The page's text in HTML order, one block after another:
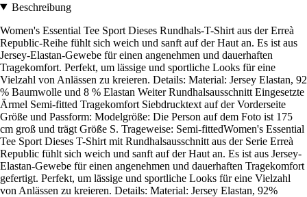
Beschreibung
Women's Essential Tee Sport Dieses Rundhals-T-Shirt aus der Erreà
Republic-Reihe fühlt sich weich und sanft auf der Haut an. Es ist aus
Jersey-Elastan-Gewebe für einen angenehmen und dauerhaften
Tragekomfort. Perfekt, um lässige und sportliche Looks für eine
Vielzahl von Anlässen zu kreieren. Details: Material: Jersey Elastan, 92
% Baumwolle und 8 % Elastan Weiter Rundhalsausschnitt Eingesetzte
Ärmel Semi-fitted Tragekomfort Siebdrucktext auf der Vorderseite
Größe und Passform: Modelgröße: Die Person auf dem Foto ist 175
cm groß und trägt Größe S. Trageweise: Semi-fittedWomen's Essential
Tee Sport Dieses T-Shirt mit Rundhalsausschnitt aus der Serie Erreà
Republic fühlt sich weich und sanft auf der Haut an. Es ist aus Jersey-
Elastan-Gewebe für einen angenehmen und dauerhaften Tragekomfort
gefertigt. Perfekt, um lässige und sportliche Looks für eine Vielzahl
von Anlässen zu kreieren. Details: Material: Jersey Elastan, 92%